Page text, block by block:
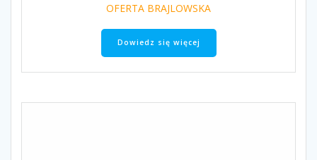
OFERTA BRAJLOWSKA
Dowiedz się więcej